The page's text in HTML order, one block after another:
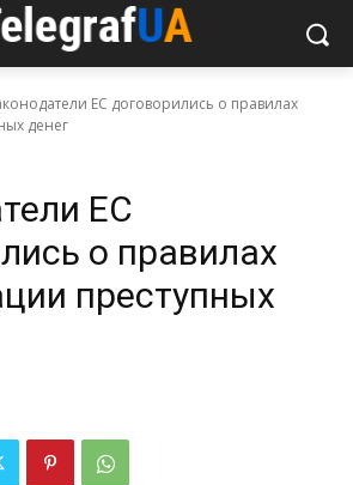
ЕС договорились о правилах
денег
ЕС
о правилах
преступных